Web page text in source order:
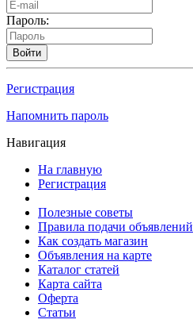
Пароль:
Войти
Регистрация
Напомнить пароль
Навигация
На главную
Регистрация
Полезные советы
Правила подачи объявлений
Как создать магазин
Объявления на карте
Каталог статей
Карта сайта
Оферта
Статьи